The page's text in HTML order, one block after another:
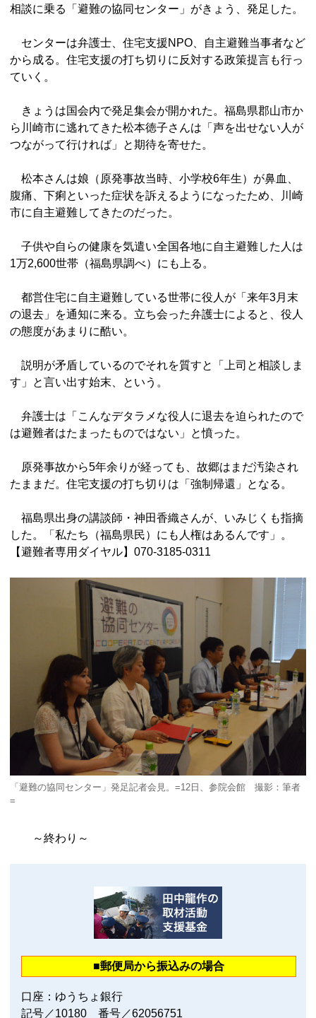
相談に乗る「避難の協同センター」がきょう、発足した。
センターは弁護士、住宅支援NPO、自主避難当事者など
から成る。住宅支援の打ち切りに反対する政策提言も行っ
ていく。
きょうは国会内で発足集会が開かれた。福島県郡山市か
ら川崎市に逃れてきた松本徳子さんは「声を出せない人が
つながって行ければ」と期待を寄せた。
松本さんは娘（原発事故当時、小学校6年生）が鼻血、
腹痛、下痢といった症状を訴えるようになったため、川崎
市に自主避難してきたのだった。
子供や自らの健康を気遣い全国各地に自主避難した人は
1万2,600世帯（福島県調べ）にも上る。
都営住宅に自主避難している世帯に役人が「来年3月末
の退去」を通知に来る。立ち会った弁護士によると、役人
の態度があまりに酷い。
説明が矛盾しているのでそれを質すと「上司と相談しま
す」と言い出す始末、という。
弁護士は「こんなデタラメな役人に退去を迫られたので
は避難者はたまったものではない」と憤った。
原発事故から5年余りが経っても、故郷はまだ汚染され
たままだ。住宅支援の打ち切りは「強制帰還」となる。
福島県出身の講談師・神田香織さんが、いみじくも指摘
した。「私たち（福島県民）にも人権はあるんです」。
【避難者専用ダイヤル】070-3185-0311
「避難の協同センター」発足記者会見。=12日、参院会館 撮影：筆者
=
～終わり～
■郵便局から振込みの場合
口座：ゆうちょ銀行
記号／10180 番号／62056751